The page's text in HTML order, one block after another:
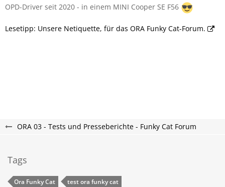
OPD-Driver seit 2020 - in einem MINI Cooper SE F56
Lesetipp: Unsere Netiquette, für das ORA Funky Cat-Forum.
ORA 03 - Tests und Presseberichte - Funky Cat Forum
Tags
Ora Funky Cat test ora funky cat